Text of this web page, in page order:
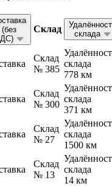
(без
Склад
склада
Склад
№ 385
склада
778 км
Склад
№ 300
склада
371 км
Склад
№ 27
склада
1500 км
Склад
№ 13
склада
14 км